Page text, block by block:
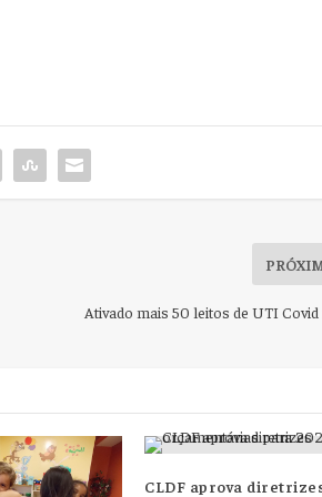
Ativado mais 50 leitos de UTI
CLDF aprova